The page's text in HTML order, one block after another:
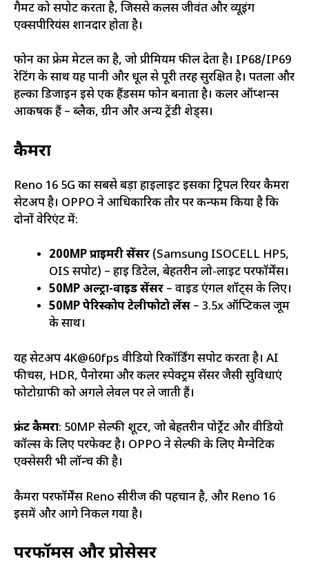
गैमट को सपोर्ट करता है, जिससे कलर्स जीवंत और व्यूइंग
एक्सपीरियंस शानदार होता है।
फोन का फ्रेम मेटल का है, जो प्रीमियम फील देता है। IP68/IP69
रेटिंग के साथ यह पानी और धूल से पूरी तरह सुरक्षित है। पतला और
हल्का डिजाइन इसे एक हैंडसम फोन बनाता है। कलर ऑप्शन्स
आकर्षक हैं – ब्लैक, ग्रीन और अन्य ट्रेंडी शेड्स।
कैमरा
Reno 16 5G का सबसे बड़ा हाइलाइट इसका ट्रिपल रियर कैमरा
सेटअप है। OPPO ने आधिकारिक तौर पर कन्फर्म किया है कि
दोनों वेरिएंट में:
200MP प्राइमरी सेंसर (Samsung ISOCELL HP5,
OIS सपोर्ट) – हाई डिटेल, बेहतरीन लो-लाइट परफॉर्मेंस।
50MP अल्ट्रा-वाइड सेंसर – वाइड एंगल शॉट्स के लिए।
50MP पेरिस्कोप टेलीफोटो लेंस – 3.5x ऑप्टिकल जूम
के साथ।
यह सेटअप 4K@60fps वीडियो रिकॉर्डिंग सपोर्ट करता है। AI
फीचर्स, HDR, पैनोरमा और कलर स्पेक्ट्रम सेंसर जैसी सुविधाएं
फोटोग्राफी को अगले लेवल पर ले जाती हैं।
फ्रंट कैमरा: 50MP सेल्फी शूटर, जो बेहतरीन पोर्ट्रेट और वीडियो
कॉल्स के लिए परफेक्ट है। OPPO ने सेल्फी के लिए मैग्नेटिक
एक्सेसरी भी लॉन्च की है।
कैमरा परफॉर्मेंस Reno सीरीज की पहचान है, और Reno 16
इसमें और आगे निकल गया है।
परफॉर्मेंस और प्रोसेसर